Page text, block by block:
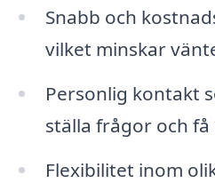
Snabb och
vilket minskar
Personlig kontakt
ställa frågor och
Flexibilitet inom